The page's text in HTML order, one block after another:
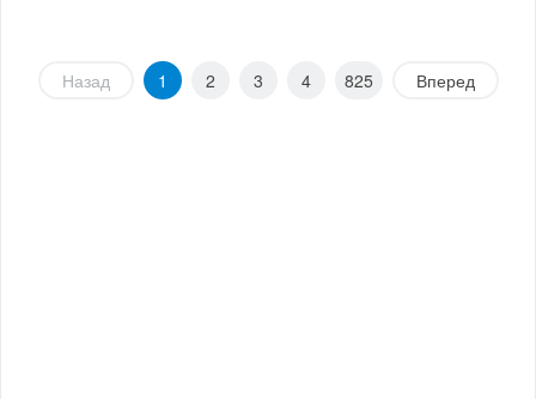
Назад 1 2 3 4 825 Вперед